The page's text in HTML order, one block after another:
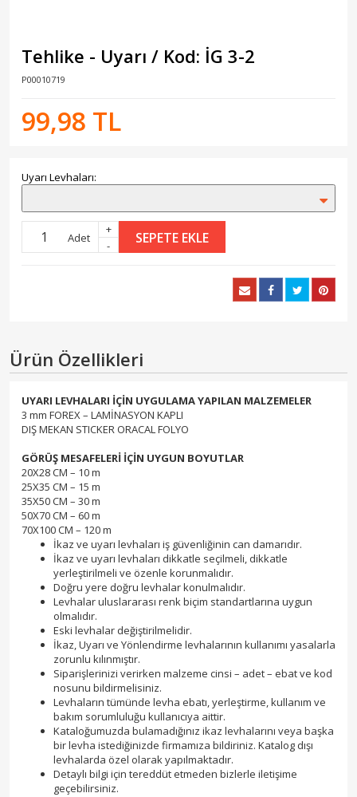
Tehlike - Uyarı / Kod: İG 3-2
P00010719
99,98 TL
Uyarı Levhaları:
Adet
+
-
SEPETE EKLE
Ürün Özellikleri
UYARI LEVHALARI İÇİN UYGULAMA YAPILAN MALZEMELER
3 mm FOREX – LAMİNASYON KAPLI
DIŞ MEKAN STICKER ORACAL FOLYO
GÖRÜŞ MESAFELERİ İÇİN UYGUN BOYUTLAR
20X28 CM – 10 m
25X35 CM – 15 m
35X50 CM – 30 m
50X70 CM – 60 m
70X100 CM – 120 m
İkaz ve uyarı levhaları iş güvenliğinin can damarıdır.
İkaz ve uyarı levhaları dikkatle seçilmeli, dikkatle
yerleştirilmeli ve özenle korunmalıdır.
Doğru yere doğru levhalar konulmalıdır.
Levhalar uluslararası renk biçim standartlarına uygun
olmalıdır.
Eski levhalar değiştirilmelidir.
İkaz, Uyarı ve Yönlendirme levhalarının kullanımı yasalarla
zorunlu kılınmıştır.
Siparişlerinizi verirken malzeme cinsi – adet – ebat ve kod
nosunu bildirmelisiniz.
Levhaların tümünde levha ebatı, yerleştirme, kullanım ve
bakım sorumluluğu kullanıcıya aittir.
Kataloğumuzda bulamadığınız ikaz levhalarını veya başka
bir levha istediğinizde firmamıza bildiriniz. Katalog dışı
levhalarda özel olarak yapılmaktadır.
Detaylı bilgi için tereddüt etmeden bizlerle iletişime
geçebilirsiniz.